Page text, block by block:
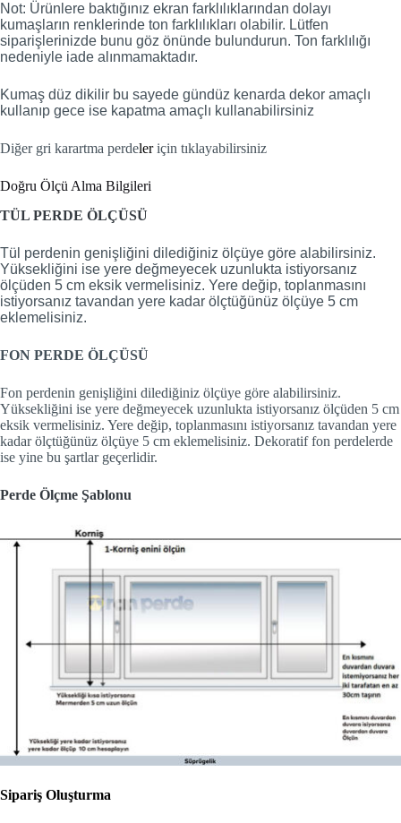
Not: Ürünlere baktığınız ekran farklılıklarından dolayı
kumaşların renklerinde ton farklılıkları olabilir. Lütfen
siparişlerinizde bunu göz önünde bulundurun. Ton farklılığı
nedeniyle iade alınmamaktadır.
Kumaş düz dikilir bu sayede gündüz kenarda dekor amaçlı
kullanıp gece ise kapatma amaçlı kullanabilirsiniz
Diğer gri karartma perdeleriçin tıklayabilirsiniz
Doğru Ölçü Alma Bilgileri
TÜL PERDE ÖLÇÜSÜ
Tül perdenin genişliğini dilediğiniz ölçüye göre alabilirsiniz.
Yüksekliğini ise yere değmeyecek uzunlukta istiyorsanız
ölçüden 5 cm eksik vermelisiniz. Yere değip, toplanmasını
istiyorsanız tavandan yere kadar ölçtüğünüz ölçüye 5 cm
eklemelisiniz.
FON PERDE ÖLÇÜSÜ
Fon perdenin genişliğini dilediğiniz ölçüye göre alabilirsiniz.
Yüksekliğini ise yere değmeyecek uzunlukta istiyorsanız ölçüden 5 cm
eksik vermelisiniz. Yere değip, toplanmasını istiyorsanız tavandan yere
kadar ölçtüğünüz ölçüye 5 cm eklemelisiniz. Dekoratif fon perdelerde
ise yine bu şartlar geçerlidir.
Perde Ölçme Şablonu
Sipariş Oluşturma